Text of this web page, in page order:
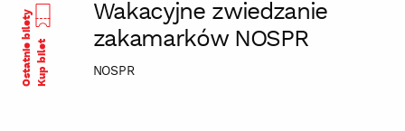
Wakacyjne zwiedzanie
zakamarków NOSPR
NOSPR
Ostatnie biletyKup bilet